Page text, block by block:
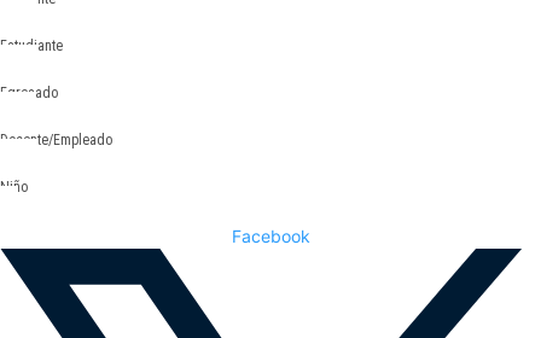
Estudiante
Egresado
Docente/Empleado
Niño
Facebook